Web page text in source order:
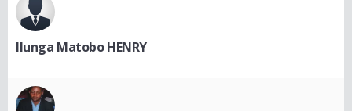
Ilunga Matobo HENRY